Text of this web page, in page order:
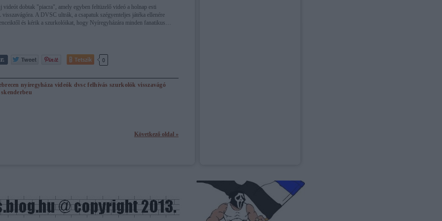
dobtak "piacra", amely egyben feltüzelő videó a holnap esti
A DVSC ultrák, a csapatuk szégyenteljes játéka ellenére
és kérik a szurkolóikat, hogy Nyíregyházára minden fanatikus…
Tetszik 0
nyíregyháza videók dvsc felhívás szurkolók visszavágó
skenderbeu
Következő oldal »